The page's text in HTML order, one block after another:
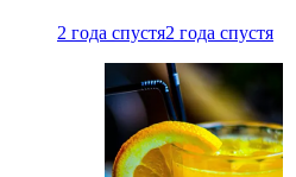
2 года спустя2 года спустя